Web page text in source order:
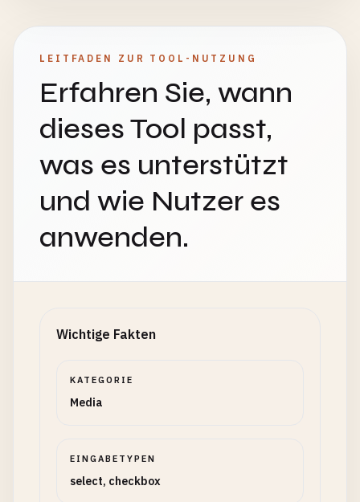
LEITFADEN ZUR TOOL-NUTZUNG
Erfahren Sie, wann
dieses Tool passt,
was es unterstützt
und wie Nutzer es
anwenden.
Wichtige Fakten
KATEGORIE
Media
EINGABETYPEN
select, checkbox